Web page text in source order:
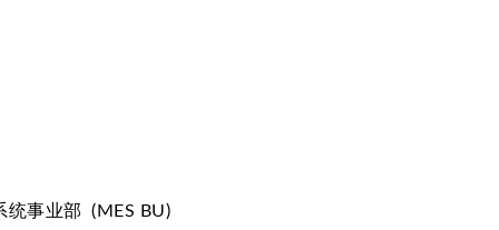
统事业部 (MES BU)